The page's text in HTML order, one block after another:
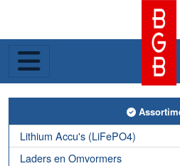
Toggle
Lithium Accu's (LiFePO4)
Laders en Omvormers